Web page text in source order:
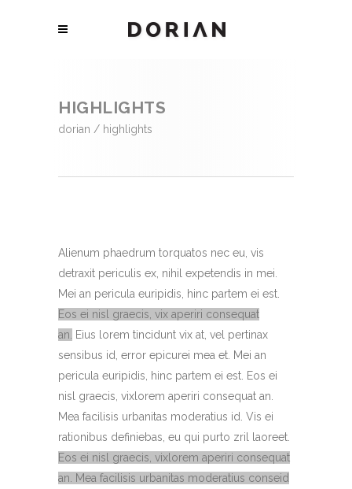
HIGHLIGHTS
dorian / highlights
Alienum phaedrum torquatos nec eu, vis
detraxit periculis ex, nihil expetendis in mei.
Mei an pericula euripidis, hinc partem ei est.
Eos ei nisl graecis, vix aperiri consequat
an.
Eius lorem tincidunt vix at, vel pertinax
sensibus id, error epicurei mea et. Mei an
pericula euripidis, hinc partem ei est. Eos ei
nisl graecis, vixlorem aperiri consequat an.
Mea facilisis urbanitas moderatius id. Vis ei
rationibus definiebas, eu qui purto zril laoreet.
Eos ei nisl graecis, vixlorem aperiri consequat
an. Mea facilisis urbanitas moderatius conseid